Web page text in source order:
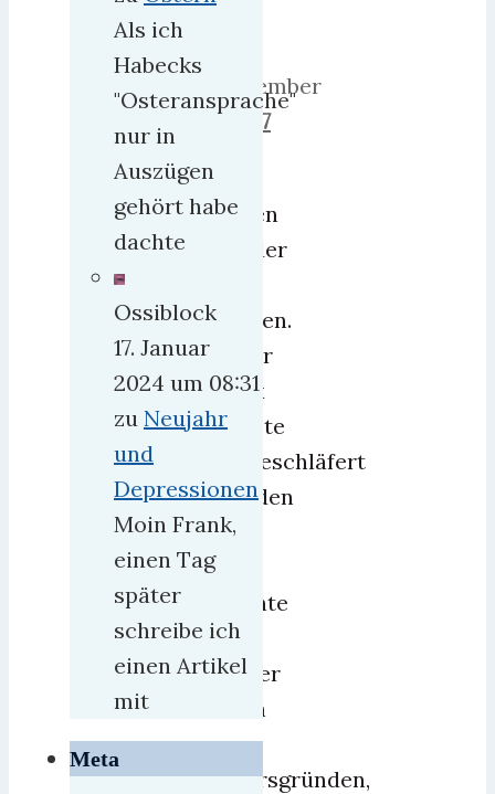
2011
Dezember
2018 7
haben
wieder
Katzen.
Kater
Felix
mußte
eingeschläfert
werden
–
er
konnte
sich,
sicher
auch
aus
Altersgründen,
Als ich
Habecks
"Osteransprache"
nur in
Auszügen
gehört habe
dachte
Ossiblock
17. Januar
2024 um 08:31
zu Neujahr
und
Depressionen
Moin Frank,
einen Tag
später
schreibe ich
einen Artikel
mit
Meta